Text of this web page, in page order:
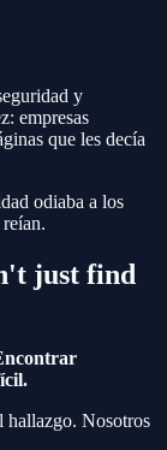
y
empresas
que les decía
odiaba a los
just find
hallazgo. Nosotros